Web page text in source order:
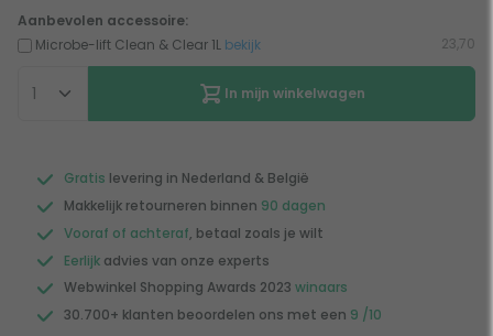
Aanbevolen accessoire:
Microbe-lift Clean & Clear 1L bekijk 23,70
In mijn winkelwagen
Gratis levering in Nederland & België
Makkelijk retourneren binnen 90 dagen
Vooraf of achteraf, betaal zoals je wilt
Eerlijk advies van onze experts
Webwinkel Shopping Awards 2023 winaars
30.700+ klanten beoordelen ons met een 9 /10